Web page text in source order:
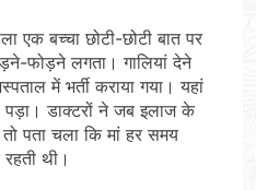
एक बच्चा छोटी-छोटी बात पर
फोड़ने लगता। गालियां देने
में भर्ती कराया गया। यहां
डाक्टरों ने जब इलाज के
तो पता चला कि मां हर समय
थी।